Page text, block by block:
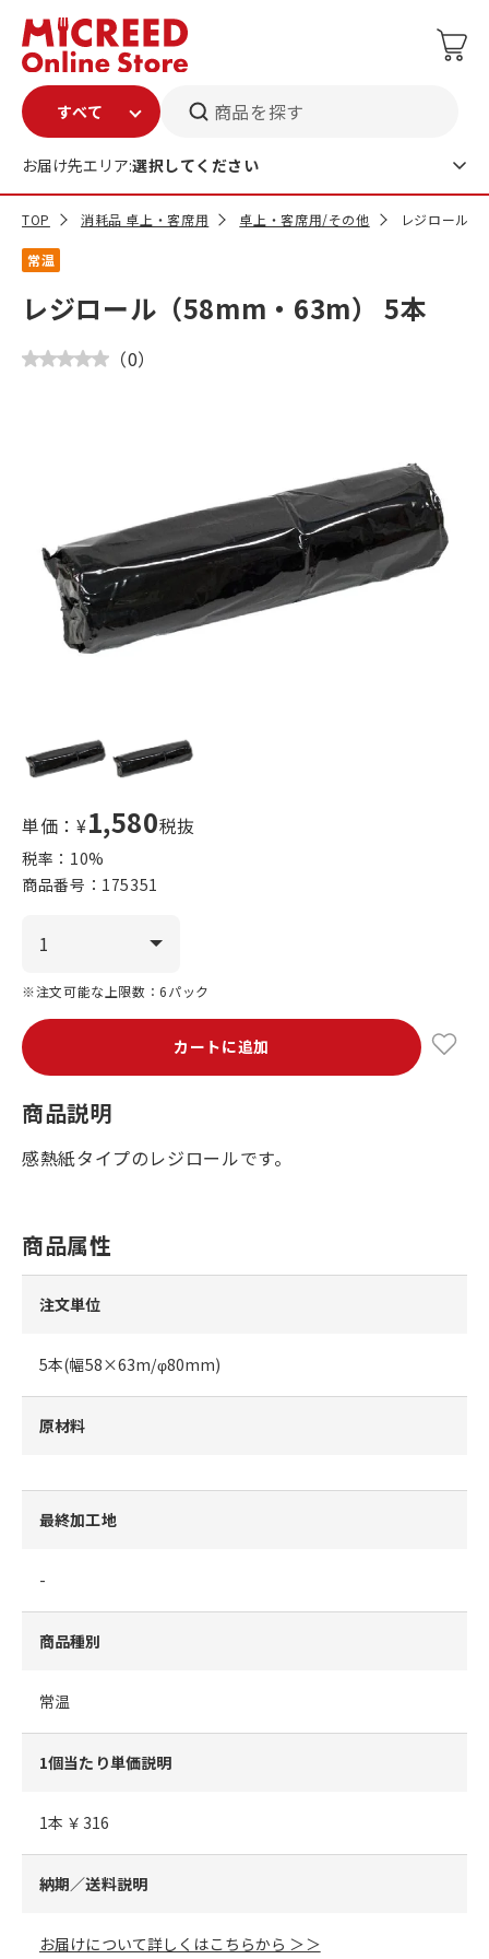
商品を探す
お届け先エリア:選択してください
TOP 消耗品 卓上・客席用 卓上・客席用/その他 レジロール
常温
レジロール（58mm・63m） 5本
（0）
単価：¥1,580税抜
税率： 10%
商品番号： 175351
※注文可能な上限数：6パック
カートに追加
商品説明
感熱紙タイプのレジロールです。
商品属性
注文単位
5本(幅58×63m/φ80mm)
原材料
最終加工地
-
商品種別
常温
1個当たり単価説明
1本 ￥316
納期／送料説明
お届けについて詳しくはこちらから ＞＞